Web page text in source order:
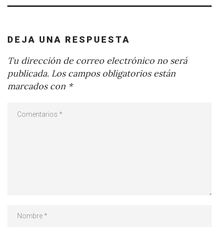
DEJA UNA RESPUESTA
Tu dirección de correo electrónico no será
publicada. Los campos obligatorios están
marcados con *